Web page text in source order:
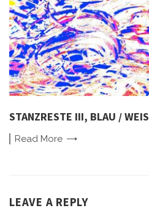
STANZRESTE III, BLAU / WEISS
Read More
LEAVE A REPLY